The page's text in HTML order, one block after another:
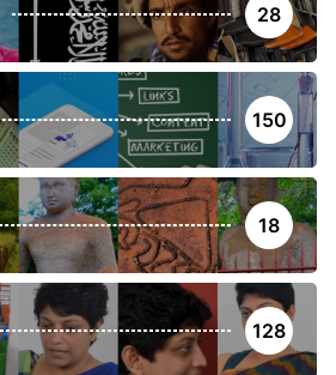
28
150
18
128